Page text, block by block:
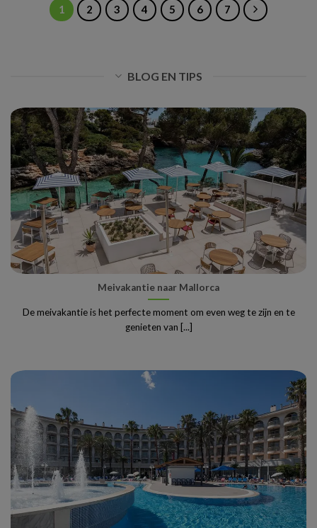
1 2 3 4 5 6 7
BLOG EN TIPS
Meivakantie naar Mallorca
De meivakantie is het perfecte moment om even weg te zijn en te
genieten van [...]